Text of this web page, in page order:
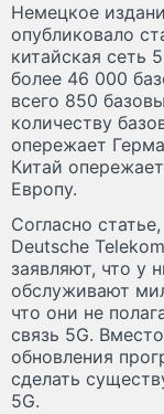
Немецкое
опубликовало
китайская сеть
более 46 000
всего 850
количеству
опережает
Китай
Европу.
Согласно
Deutsche
заявляют, что у
обслуживают
что они не
связь 5G.
обновления
сделать
5G.